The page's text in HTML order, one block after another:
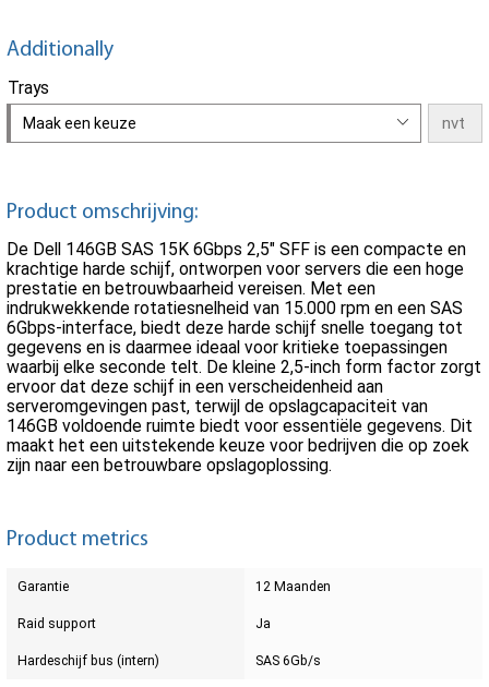
Additionally
Trays
Maak een keuze
Product omschrijving:
De Dell 146GB SAS 15K 6Gbps 2,5" SFF is een compacte en
krachtige harde schijf, ontworpen voor servers die een hoge
prestatie en betrouwbaarheid vereisen. Met een
indrukwekkende rotatiesnelheid van 15.000 rpm en een SAS
6Gbps-interface, biedt deze harde schijf snelle toegang tot
gegevens en is daarmee ideaal voor kritieke toepassingen
waarbij elke seconde telt. De kleine 2,5-inch form factor zorgt
ervoor dat deze schijf in een verscheidenheid aan
serveromgevingen past, terwijl de opslagcapaciteit van
146GB voldoende ruimte biedt voor essentiële gegevens. Dit
maakt het een uitstekende keuze voor bedrijven die op zoek
zijn naar een betrouwbare opslagoplossing.
Product metrics
Garantie 12 Maanden
Raid support Ja
Hardeschijf bus (intern) SAS 6Gb/s